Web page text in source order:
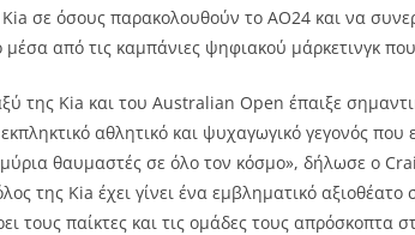
Kia σε όσους παρακολουθούν το AO24 και να
από τις καμπάνιες ψηφιακού μάρκετινγκ
της Kia και του Australian Open έπαιξε
αθλητικό και ψυχαγωγικό γεγονός που
θαυμαστές σε όλο τον κόσμο», δήλωσε ο
της Kia έχει γίνει ένα εμβληματικό
τους παίκτες και τις ομάδες τους απρόσκοπτα